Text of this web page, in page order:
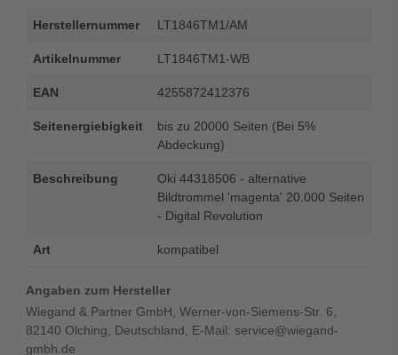
Herstellernummer LT1846TM1/AM
Artikelnummer LT1846TM1-WB
EAN 4255872412376
Seitenergiebigkeit
bis zu 20000 Seiten (Bei 5%
Abdeckung)
Beschreibung
Oki 44318506 - alternative
Bildtrommel 'magenta' 20.000 Seiten
- Digital Revolution
Art kompatibel
Angaben zum Hersteller
Wiegand & Partner GmbH, Werner-von-Siemens-Str. 6,
82140 Olching, Deutschland, E-Mail: service@wiegand-
gmbh.de